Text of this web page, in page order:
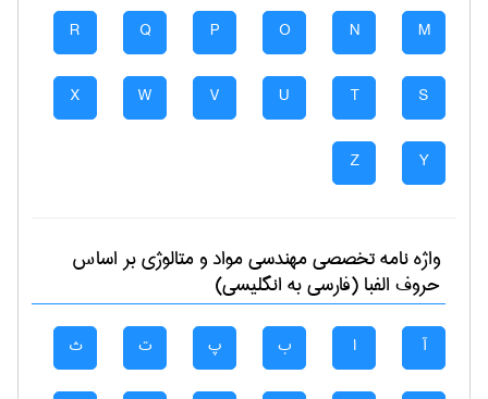
M
N
O
P
Q
R
S
T
U
V
W
X
Y
Z
واژه نامه تخصصیمهندسی مواد و متالوژیبر اساس
حروف الفبا (فارسی به انگلیسی)
آ ا ب پ ت ث